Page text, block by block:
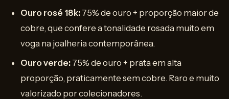
Ouro rosé 18k: 75% de ouro + proporção maior de
cobre, que confere a tonalidade rosada muito em
voga na joalheria contemporânea.
Ouro verde: 75% de ouro + prata em alta
proporção, praticamente sem cobre. Raro e muito
valorizado por colecionadores.